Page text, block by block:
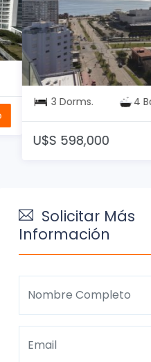
3 Dorms. 4 Baños
U$S 598,000
Solicitar Más
Información